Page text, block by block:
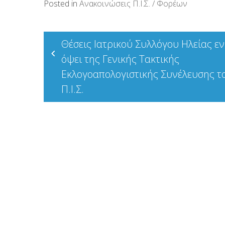
Posted in Ανακοινώσεις Π.Ι.Σ. / Φορέων
Πλοήγηση
άρθρων
Θέσεις Ιατρικού Συλλόγου Ηλείας εν
όψει της Γενικής Τακτικής
Εκλογοαπολογιστικής Συνέλευσης
Π.Ι.Σ.